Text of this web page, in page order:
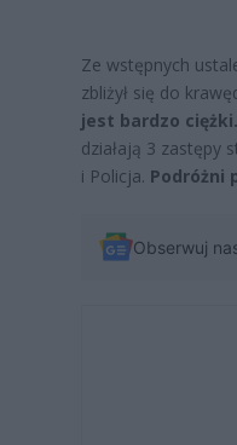
Ze wstępnych
zbliżył się do
jest bardzo
działają 3 zastępy
i Policja. Podróżni
Obserwuj